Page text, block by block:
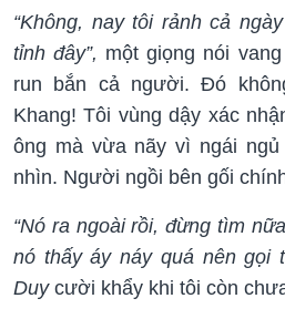
“Không, nay tôi rảnh cả
tỉnh đây”, một giọng nói
run bắn cả người. Đó
Khang! Tôi vùng dậy xác
ông mà vừa nãy vì ngái ngủ
nhìn. Người ngồi bên gối
“Nó ra ngoài rồi, đừng tìm
nó thấy áy náy quá nên gọi
Duy cười khẩy khi tôi còn